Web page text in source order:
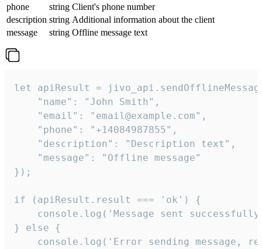
phone
string Client's phone number
description string Additional information about the client
message
string Offline message text
let apiResult =
    "name": "John Smith",
    "email": "email@example.com",
    "phone": "+14084987855",
    "description": "Description text",
    "message": "Offline message"
});
if (apiResult.result === 'ok') {
console.log('Message sent
} else {
console.log('Error sending message,